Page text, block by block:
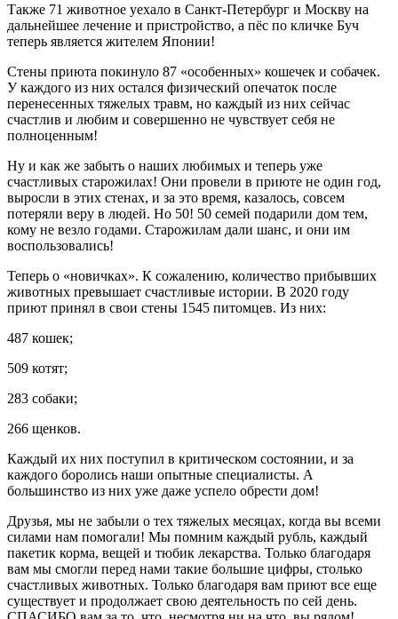
Также 71 животное уехало в Санкт-Петербург и Москву на
дальнейшее лечение и пристройство, а пёс по кличке Буч
теперь является жителем Японии!
Стены приюта покинуло 87 «особенных» кошечек и собачек.
У каждого из них остался физический опечаток после
перенесенных тяжелых травм, но каждый из них сейчас
счастлив и любим и совершенно не чувствует себя не
полноценным!
Ну и как же забыть о наших любимых и теперь уже
счастливых старожилах! Они провели в приюте не один год,
выросли в этих стенах, и за это время, казалось, совсем
потеряли веру в людей. Но 50! 50 семей подарили дом тем,
кому не везло годами. Старожилам дали шанс, и они им
воспользовались!
Теперь о «новичках». К сожалению, количество прибывших
животных превышает счастливые истории. В 2020 году
приют принял в свои стены 1545 питомцев. Из них:
487 кошек;
509 котят;
283 собаки;
266 щенков.
Каждый их них поступил в критическом состоянии, и за
каждого боролись наши опытные специалисты. А
большинство из них уже даже успело обрести дом!
Друзья, мы не забыли о тех тяжелых месяцах, когда вы всеми
силами нам помогали! Мы помним каждый рубль, каждый
пакетик корма, вещей и тюбик лекарства. Только благодаря
вам мы смогли перед нами такие большие цифры, столько
счастливых животных. Только благодаря вам приют все еще
существует и продолжает свою деятельность по сей день.